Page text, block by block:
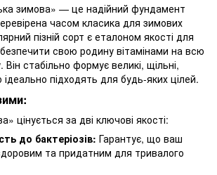
зимова» — це надійний фундамент
часом класика для зимових
пізній сорт є еталоном якості для
свою родину вітамінами на всю
стабільно формує великі, щільні,
ідеально підходять для будь-яких цілей.
цінується за дві ключові якості:
до бактеріозів: Гарантує, що ваш
та придатним для тривалого